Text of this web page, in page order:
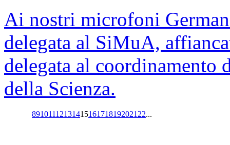
Ai nostri microfoni
delegata al SiMuA,
delegata al
della Scienza.
89101112131415161718192021 22...